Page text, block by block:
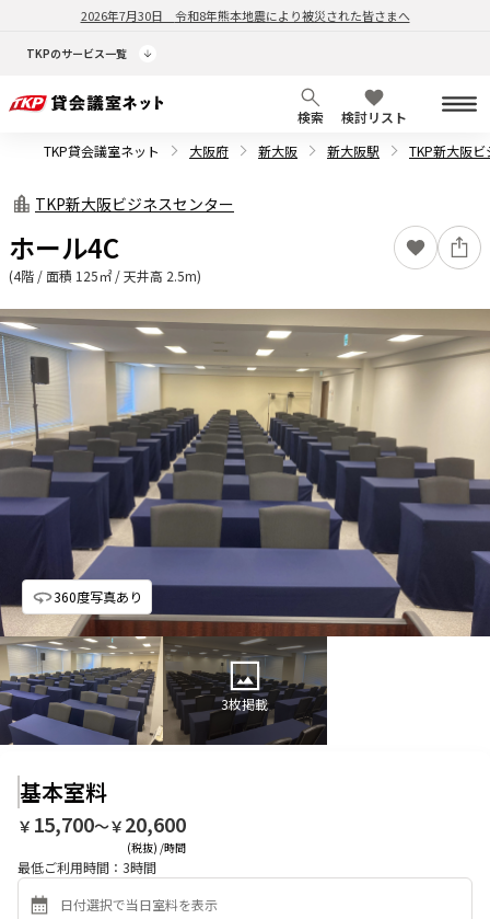
2026年7月30日 令和8年熊本地震により被災された皆さまへ
TKPのサービス一覧
検索
検討リスト
TKP貸会議室ネット
大阪府 新大阪 新大阪駅 TKP新大阪
TKP新大阪ビジネスセンター
ホール4C
(4階 / 面積 125㎡ / 天井高 2.5m)
360度写真あり
3枚掲載
基本室料
￥ 15,700〜￥ 20,600
(税抜) /時間
最低ご利用時間： 3時間